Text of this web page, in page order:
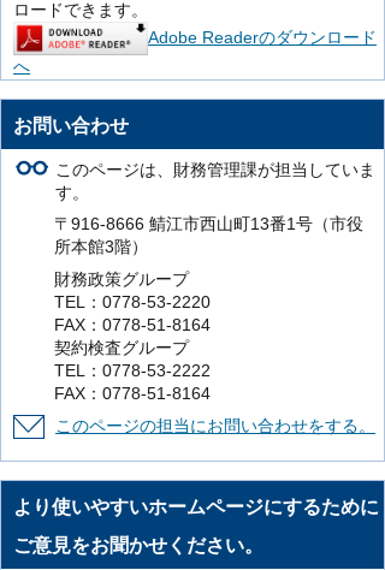
ロードできます。
Adobe Readerのダウンロード
へ
お問い合わせ
このページは、財務管理課が担当していま
す。
〒916-8666 鯖江市西山町13番1号（市役
所本館3階）
財務政策グループ
TEL：0778-53-2220
FAX：0778-51-8164
契約検査グループ
TEL：0778-53-2222
FAX：0778-51-8164
このページの担当にお問い合わせをする。
より使いやすいホームページにするために
ご意見をお聞かせください。